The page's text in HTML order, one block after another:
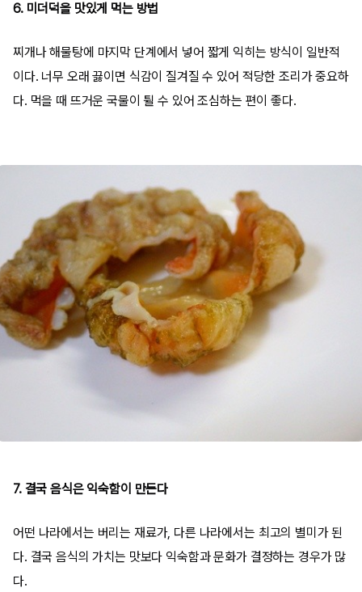
6. 미더덕을 맛있게 먹는 방법
찌개나 해물탕에 마지막 단계에서 넣어 짧게 익히는 방식이 일반적
이다. 너무 오래 끓이면 식감이 질겨질 수 있어 적당한 조리가 중요하
다. 먹을 때 뜨거운 국물이 튈 수 있어 조심하는 편이 좋다.
7. 결국 음식은 익숙함이 만든다
어떤 나라에서는 버리는 재료가, 다른 나라에서는 최고의 별미가 된
다. 결국 음식의 가치는 맛보다 익숙함과 문화가 결정하는 경우가 많
다.